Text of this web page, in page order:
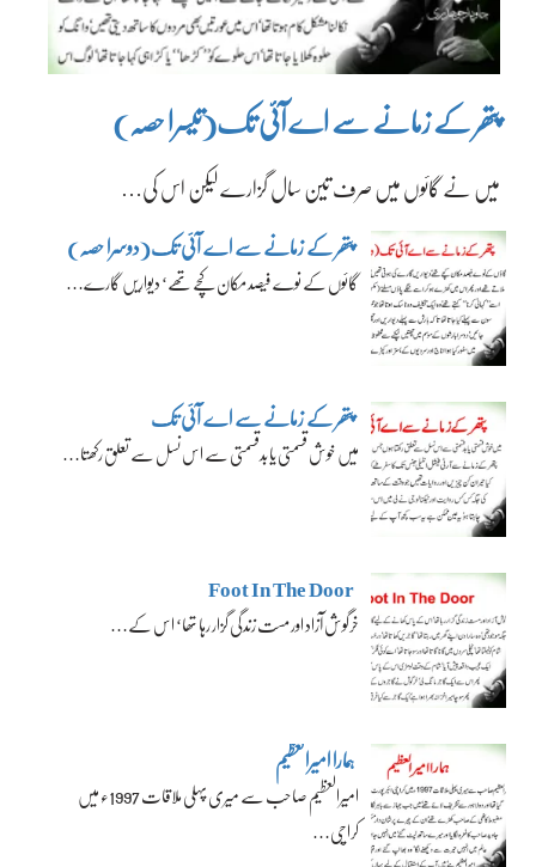
پتھر کے زمانے سے اے آئی تک(تیسرا حصہ)
میں نے گائوں میں صرف تین سال گزارے لیکن اس کی…
پتھر کے زمانے سے اے آئی تک(دوسرا حصہ)
گائوں کے نوے فیصد مکان کچے تھے‘ دیواریں گارے…
پتھر کے زمانے سے اے آئی تک
میں خوش قسمتی یا بدقسمتی سے اس نسل سے تعلق رکھتا…
Foot In The Door
خرگوش آزاد اور مست زندگی گزار رہا تھا‘ اس کے…
ہمارا امیرالعظیم
امیرالعظیم صاحب سے میری پہلی ملاقات 1997ء میں
کراچی…